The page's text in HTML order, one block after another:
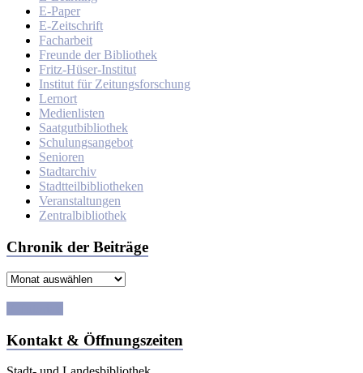
E-Paper
E-Zeitschrift
Facharbeit
Freunde der Bibliothek
Fritz-Hüser-Institut
Institut für Zeitungsforschung
Lernort
Medienlisten
Saatgutbibliothek
Schulungsangebot
Senioren
Stadtarchiv
Stadtteilbibliotheken
Veranstaltungen
Zentralbibliothek
Chronik der Beiträge
Chronik
Kontakt & Öffnungszeiten